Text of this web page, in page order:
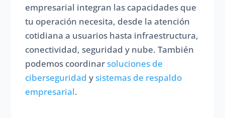
empresarial integran las capacidades que
tu operación necesita, desde la atención
cotidiana a usuarios hasta infraestructura,
conectividad, seguridad y nube. También
podemos coordinarsoluciones de
ciberseguridad ysistemas de respaldo
empresarial.